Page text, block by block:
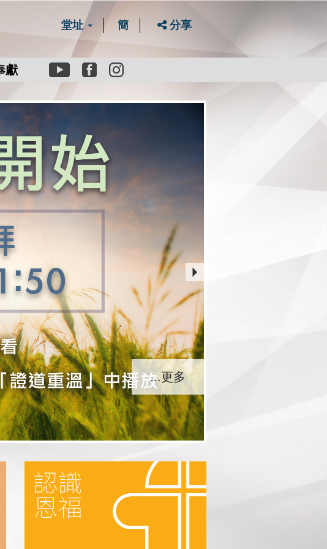
堂址 簡 分享
獻
YoutubeFacebook
...更多
...更多